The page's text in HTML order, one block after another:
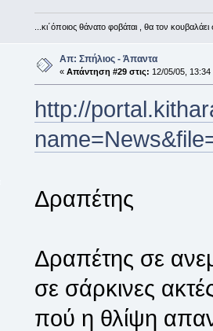
...κι΄όποιος θάνατο φοβάται , θα τον
Απ: Σπήλιος - Άπαντα
« Απάντηση #29 στις: 12/05/05, 13:34
http://
Δραπέτης
Δραπέτης σε
σε σάρκινες
πού η θλίψη